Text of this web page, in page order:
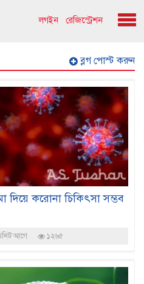
লগইন রেজিস্ট্রেশন
ব্লগ পোস্ট করুন
দিয়ে করোনা চিকিৎসা সম্ভব
আগে ১২৬৫